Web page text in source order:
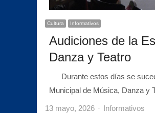
Cultura Informativos
Audiciones de la
Danza y Teatro
Durante estos días se
Municipal de Música, Danza y
13 mayo, 2026 Author
Informativos